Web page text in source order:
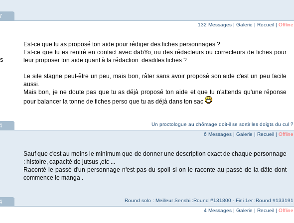
132 Messages | Galerie | Recueil | Offline
Est-ce que tu as proposé ton aide pour rédiger des fiches personnages ?
Est-ce que tu es rentré en contact avec dabYo, ou des rédacteurs ou correcteurs de fiches pour
leur proposer ton aide quant à la rédaction desdites fiches ?
Le site stagne peut-être un peu, mais bon, râler sans avoir proposé son aide c'est un peu facile
aussi.
Mais bon, je ne doute pas que tu as déjà proposé ton aide et que tu n'attends qu'une réponse
pour balancer la tonne de fiches perso que tu as déjà dans ton sac
Un proctologue au chômage doit-il se sortir les doigts du cul ?
6 Messages | Galerie | Recueil | Offline
Sauf que c'est au moins le minimum que de donner une description exact de chaque personnage
: histoire, capacité de jutsus ,etc ...
Raconté le passé d'un personnage n'est pas du spoil si on le raconte au passé de la dâte dont
commence le manga .
Round solo : Meilleur Senshi :Round #131800 - Fini 1er :Round #133191
4 Messages | Galerie | Recueil | Offline